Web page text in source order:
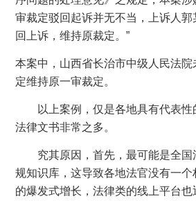
审裁定驳回起诉并无不当，上诉人
回上诉，维持原裁定。”
本案中，山西省长治市中级人民法
定维持原一审裁定。
以上案例，仅是各地具有代表
法律文书非常之多。
究其原因，首先，最可能是全
规知识库，这导致各地法官没有一
的爆发式增长，法律类的线上平台